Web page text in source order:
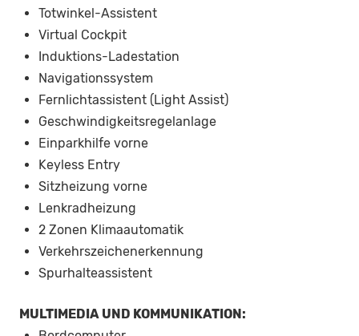
Totwinkel-Assistent
Virtual Cockpit
Induktions-Ladestation
Navigationssystem
Fernlichtassistent (Light Assist)
Geschwindigkeitsregelanlage
Einparkhilfe vorne
Keyless Entry
Sitzheizung vorne
Lenkradheizung
2 Zonen Klimaautomatik
Verkehrszeichenerkennung
Spurhalteassistent
MULTIMEDIA UND KOMMUNIKATION: